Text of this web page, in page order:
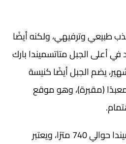
طبيعي وترفيهي، ولكنه أيضًا
أعلى الجبل متاتسميندا بارك
يضم الجبل أيضًا كنيسة
(مقبرة)، وهو موقع
ويبلغ ارتفاع جبل متاتسميندا حوالي 740 مترًا، ويعتبر